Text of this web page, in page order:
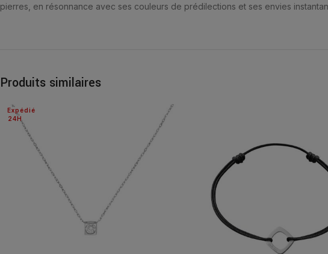
pierres, en résonnance avec ses couleurs de prédilections et ses envies
Produits similaires
24H
Expédié